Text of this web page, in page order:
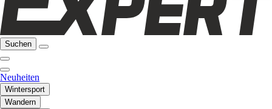
Suchen
Neuheiten
Wintersport
Wandern